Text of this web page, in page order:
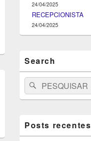
24/04/2025
RECEPCIONISTA
24/04/2025
Search
Search
for:
Pesquisar
Posts recentes